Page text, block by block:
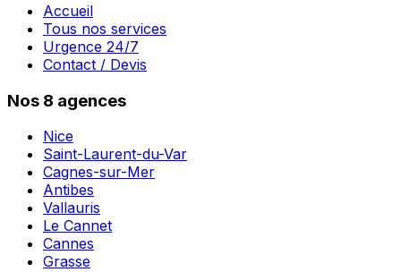
Accueil
Tous nos services
Urgence 24/7
Contact / Devis
Nos 8 agences
Nice
Saint-Laurent-du-Var
Cagnes-sur-Mer
Antibes
Vallauris
Le Cannet
Cannes
Grasse